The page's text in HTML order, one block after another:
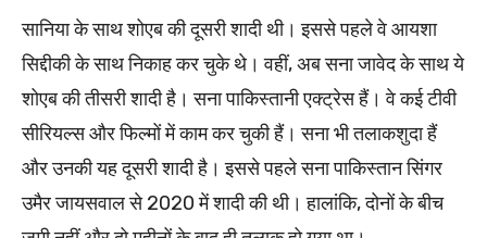
सानिया के साथ शोएब की दूसरी शादी थी। इससे पहले वे आयशा
सिद्दीकी के साथ निकाह कर चुके थे। वहीं, अब सना जावेद के साथ ये
शोएब की तीसरी शादी है। सना पाकिस्तानी एक्ट्रेस हैं। वे कई टीवी
सीरियल्स और फिल्मों में काम कर चुकी हैं। सना भी तलाकशुदा हैं
और उनकी यह दूसरी शादी है। इससे पहले सना पाकिस्तान सिंगर
उमैर जायसवाल से 2020 में शादी की थी। हालांकि, दोनों के बीच